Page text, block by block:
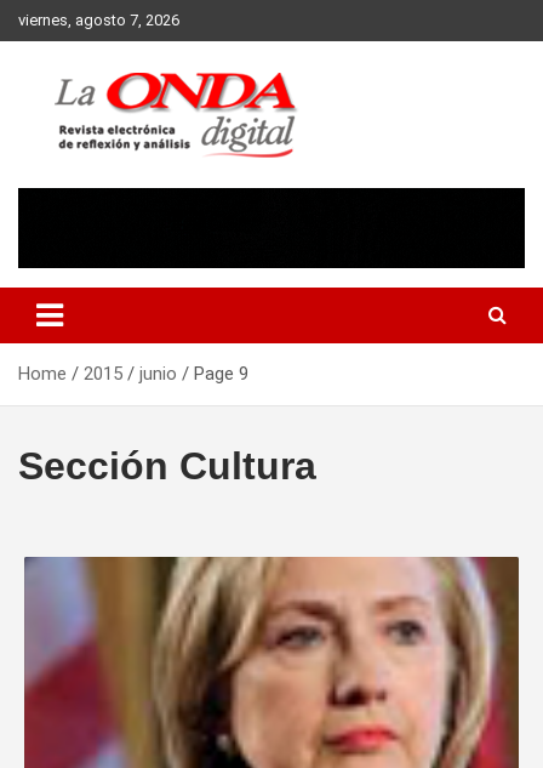
Skip
to
viernes, agosto 7, 2026
Home 2015 junio Page 9